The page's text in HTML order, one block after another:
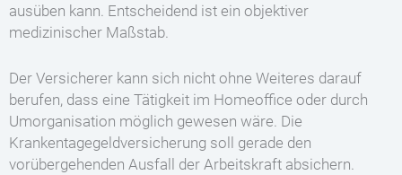
ausüben kann. Entscheidend ist ein objektiver
medizinischer Maßstab.
Der Versicherer kann sich nicht ohne Weiteres darauf
berufen, dass eine Tätigkeit im Homeoffice oder durch
Umorganisation möglich gewesen wäre. Die
Krankentagegeldversicherung soll gerade den
vorübergehenden Ausfall der Arbeitskraft absichern.